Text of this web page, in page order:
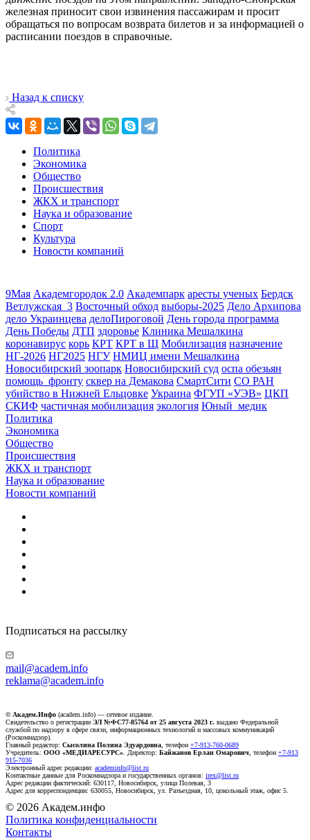
железная приносит свои извинения пассажирам и просит
обращаться по вопросам возврата билетов и за информацией о
расписании поездов в справочные.
Назад к списку
Политика
Экономика
Общество
Происшествия
ЖКХ и транспорт
Наука и образование
Спорт
Культура
Новости компаний
9Мая Академгородок 2.0 Академпарк аресты ученых Бердск
Ветлужская_3 Восточный обход выборы-2025 Дело Архипова
дело Украинцева делоПироговой День города программа
День Победы ДТП здоровье Клиника Мешалкина
коронавирус корь КРТ КРТ в Щ Мобилизация назначение
НГ-2026 НГ2025 НГУ НМИЦ имени Мешалкина
Новосибирский зоопарк Новосибирский суд оспа обезьян
помощь_фронту сквер на Демакова СмартСити СО РАН
убийство в Нижней Ельцовке Украина ФГУП «УЭВ» ЦКП
СКИФ частичная мобилизация экология Юный_медик
Политика
Экономика
Общество
Происшествия
ЖКХ и транспорт
Наука и образование
Новости компаний
Подписаться на рассылку
mail@academ.info
reklama@academ.info
© Академ.Инфо (academ.info) — сетевое издание.
Свидетельство о регистрации ЭЛ №ФС77-85764 от 25 августа 2023 г. выдано Федеральной
службой по надзору в сфере связи, информационных технологий и массовых коммуникаций
(Роскомнадзор).
Главный редактор: Сысолина Полина Эдуардовна , телефон +7-913-760-0689
Учредитель: ООО «МЕДИАРЕСУРС» . Директор: Байжанов Ерлан Омарович , телефон +7-913
915-7036
Электронный адрес редакции: academinfo@list.ru
Контактные данные для Роскомнадзора и государственных органов: irex@list.ru
Адрес редакции фактический: 630117, Новосибирск, улица Полевая, 3
Адрес для корреспонденции: 630055, Новосибирск, ул. Разъездная, 10, цокольный этаж, офис 5.
© 2026 Академ.инфо
Политика конфиденциальности
Контакты